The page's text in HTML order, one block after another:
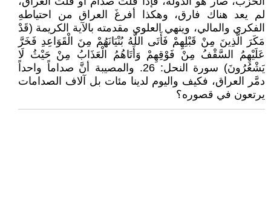
لم يعد هناك فارق، وهكذا أفرغَ العراق من احتياطهِ
الفكري والمالي، وينهي العلوي مقدمته بالآية الكريمة (قَدْ
مَكَرَ الَّذِينَ مِنْ قَبْلِهِمْ فَأَتَى اللَّهُ بُنْيَانَهُمْ مِنَ الْقَوَاعِدِ فَخَرَّ
عَلَيْهِمُ السَّقْفُ مِنْ فَوْقِهِمْ وَأَتَاهُمُ الْعَذَابُ مِنْ حَيْثُ لَا
يَشْعُرُونَ) سورة النحل: 26. والمصيبة أنَّ صداماً واحداً
دمَّر العراق، فكيف واليوم لدينا مئات بل آلاف الصدامات
يرتعون في قصوره؟